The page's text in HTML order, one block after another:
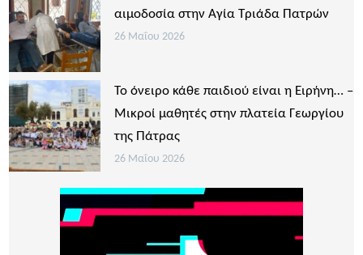
αιμοδοσία στην Αγία Τριάδα Πατρών
26 Μαΐου 2026
Το όνειρο κάθε παιδιού είναι η Ειρήνη… –
Μικροί μαθητές στην πλατεία Γεωργίου
της Πάτρας
26 Μαΐου 2026